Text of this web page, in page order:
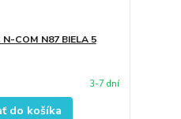
N-COM N87 BIELA 5
3-7 dní
do košíka